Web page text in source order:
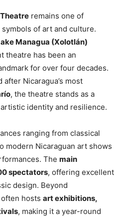
remains one of
symbols of art and culture.
Managua (Xolotlán)
theatre has been an
for over four decades.
after Nicaragua’s most
, the theatre stands as a
identity and resilience.
ranging from classical
modern Nicaraguan art shows
The main
spectators, offering excellent
design. Beyond
hosts art exhibitions,
, making it a year-round